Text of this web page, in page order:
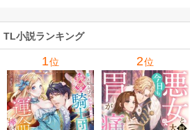
TL小説ランキング
1位 2位